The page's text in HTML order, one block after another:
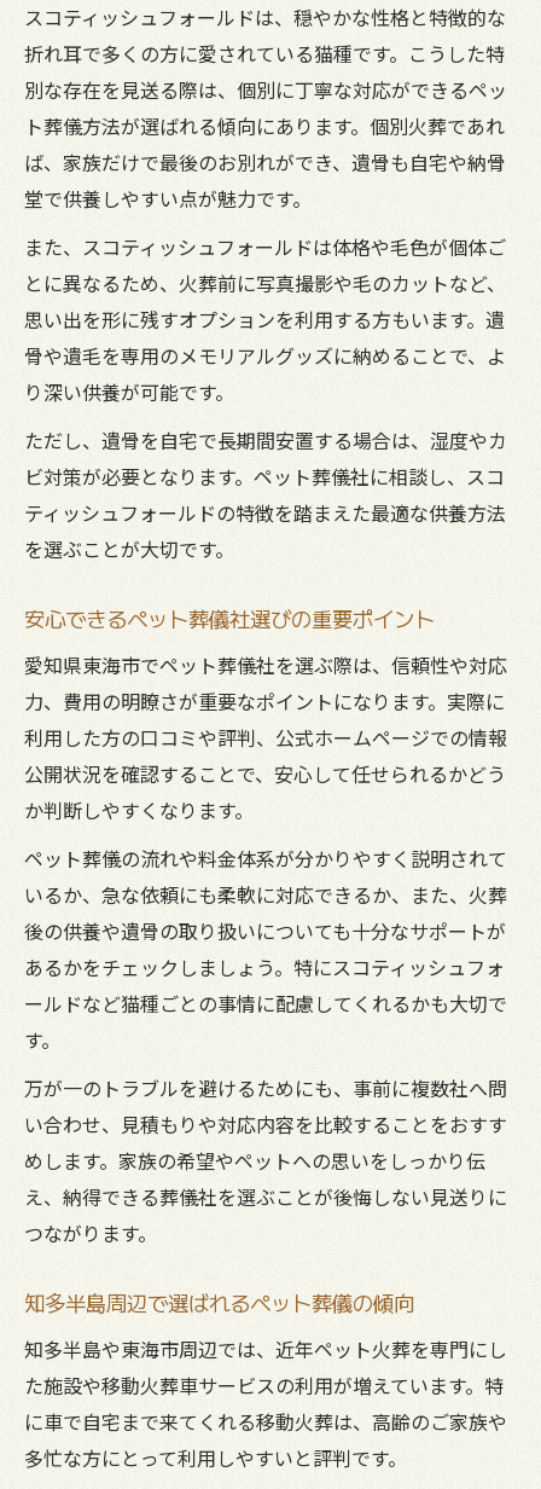
猫が路上で亡くなった際の公的連絡先の確
自宅でのペット安置に必要な準備と対策
東海市でのペット葬儀社依頼までのステッ
プ
火葬手配や供養方法を検討する際のコツ
納得できる費用で後悔しないペット葬儀の選び
方
ペット葬儀費用の相場を知り予算を決める
方法
合同火葬と個別火葬の費用と特徴比較
ペット葬儀費用を抑える工夫とポイント紹
介
返骨の有無で費用が異なるペット葬儀の注
納得いくペット葬儀選びで後悔しないコツ
最期の時を穏やかに迎えるためのペット葬儀実
践ガイド
ペット葬儀で心穏やかに見送るための心得
家族全員でできるペット葬儀の実践的手順
スコティッシュフォールドに寄り添う供養
方法
忘れたくない思い出を大切にするペット葬
儀
後悔しないためのペット葬儀準備のまとめ
スコティッシュフォールドは、穏やかな性格と特徴的な
折れ耳で多くの方に愛されている猫種です。こうした特
別な存在を見送る際は、個別に丁寧な対応ができるペッ
ト葬儀方法が選ばれる傾向にあります。個別火葬であれ
ば、家族だけで最後のお別れができ、遺骨も自宅や納骨
堂で供養しやすい点が魅力です。
また、スコティッシュフォールドは体格や毛色が個体ご
とに異なるため、火葬前に写真撮影や毛のカットなど、
思い出を形に残すオプションを利用する方もいます。遺
骨や遺毛を専用のメモリアルグッズに納めることで、よ
り深い供養が可能です。
ただし、遺骨を自宅で長期間安置する場合は、湿度やカ
ビ対策が必要となります。ペット葬儀社に相談し、スコ
ティッシュフォールドの特徴を踏まえた最適な供養方法
を選ぶことが大切です。
安心できるペット葬儀社選びの重要ポイント
愛知県東海市でペット葬儀社を選ぶ際は、信頼性や対応
力、費用の明瞭さが重要なポイントになります。実際に
利用した方の口コミや評判、公式ホームページでの情報
公開状況を確認することで、安心して任せられるかどう
か判断しやすくなります。
ペット葬儀の流れや料金体系が分かりやすく説明されて
いるか、急な依頼にも柔軟に対応できるか、また、火葬
後の供養や遺骨の取り扱いについても十分なサポートが
あるかをチェックしましょう。特にスコティッシュフォ
ールドなど猫種ごとの事情に配慮してくれるかも大切で
す。
万が一のトラブルを避けるためにも、事前に複数社へ問
い合わせ、見積もりや対応内容を比較することをおすす
めします。家族の希望やペットへの思いをしっかり伝
え、納得できる葬儀社を選ぶことが後悔しない見送りに
つながります。
知多半島周辺で選ばれるペット葬儀の傾向
知多半島や東海市周辺では、近年ペット火葬を専門にし
た施設や移動火葬車サービスの利用が増えています。特
に車で自宅まで来てくれる移動火葬は、高齢のご家族や
多忙な方にとって利用しやすいと評判です。